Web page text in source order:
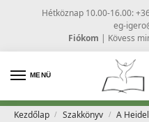
Hétköznap 10.00-16.00:
eg-
Fiókom | Kövess
MENÜ
Kezdőlap / Szakkönyv / A